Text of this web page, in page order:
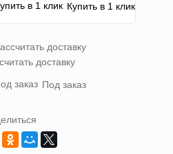
Купить в 1 клик
доставку
Под заказ